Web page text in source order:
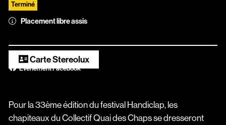
Terminé
Placement libre assis
Carte Stereolux
Évènement Facebook
Pour la 33ème édition du festival Handiclap, les
chapiteaux du Collectif Quai des Chaps se dresseront
Partenaires